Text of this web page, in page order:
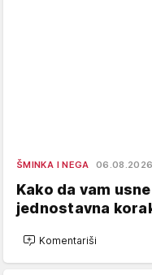
ŠMINKA I NEGA
Kako da vam
jednostavna
Komentariši